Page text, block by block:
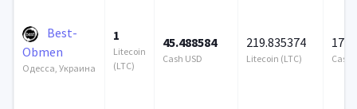
Best-
Obmen
Одесса, Украина
1
Litecoin
(LTC)
45.488584
Cash USD
219.835374
Litecoin (LTC)
172
Cash